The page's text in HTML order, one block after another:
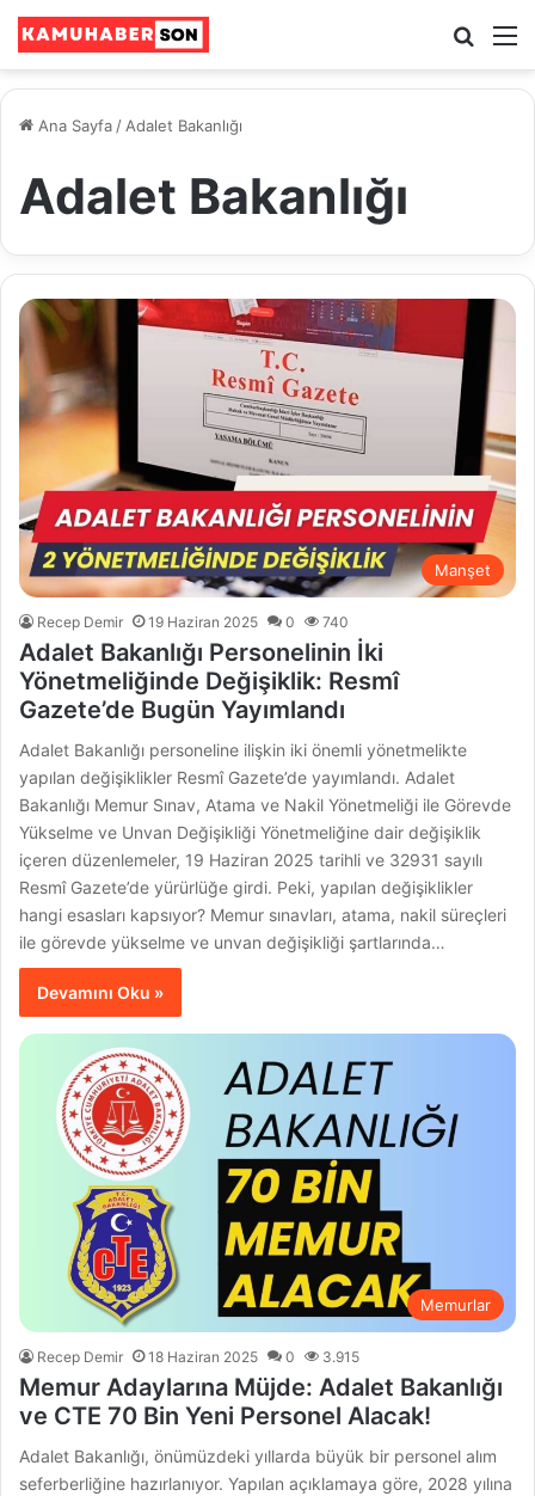
Ara
Ana Sayfa / Adalet Bakanlığı
Adalet Bakanlığı
Manşet
Recep Demir 19 Haziran 2025 0 740
Adalet Bakanlığı Personelinin İki
Yönetmeliğinde Değişiklik: Resmî
Gazete’de Bugün Yayımlandı
Adalet Bakanlığı personeline ilişkin iki önemli yönetmelikte
yapılan değişiklikler Resmî Gazete’de yayımlandı. Adalet
Bakanlığı Memur Sınav, Atama ve Nakil Yönetmeliği ile Görevde
Yükselme ve Unvan Değişikliği Yönetmeliğine dair değişiklik
içeren düzenlemeler, 19 Haziran 2025 tarihli ve 32931 sayılı
Resmî Gazete’de yürürlüğe girdi. Peki, yapılan değişiklikler
hangi esasları kapsıyor? Memur sınavları, atama, nakil süreçleri
ile görevde yükselme ve unvan değişikliği şartlarında…
Devamını Oku »
Memurlar
Recep Demir 18 Haziran 2025 0 3.915
Memur Adaylarına Müjde: Adalet Bakanlığı
ve CTE 70 Bin Yeni Personel Alacak!
Adalet Bakanlığı, önümüzdeki yıllarda büyük bir personel alım
seferberliğine hazırlanıyor. Yapılan açıklamaya göre, 2028 yılına